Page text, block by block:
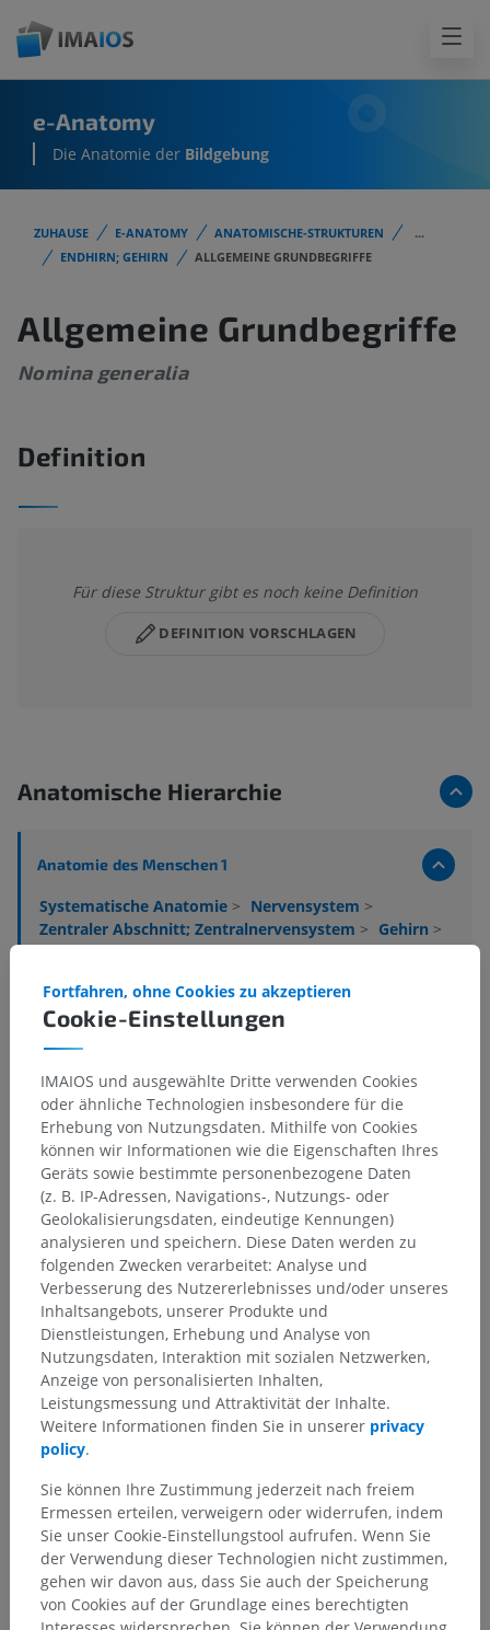
e-Anatomy
Die Anatomie der Bildgebung
ZUHAUSE E-ANATOMY ANATOMISCHE-STRUKTUREN
...
ENDHIRN; GEHIRN
ALLGEMEINE GRUNDBEGRIFFE
Allgemeine Grundbegriffe
Nomina generalia
Definition
Für diese Struktur gibt es noch keine Definition
DEFINITION VORSCHLAGEN
Anatomische Hierarchie
Anatomie des Menschen 1
Systematische Anatomie > Nervensystem >
Zentraler Abschnitt; Zentralnervensystem > Gehirn >
Endhirn; Gehirn> Allgemeine Grundbegriffe
Darunterliegende Strukturen:Für dieses anatomische
Teil gibt es keine zugehörigen Strukturen
Übersetzungen
Sie haben einen Fehler gefunden?
Sie können gerne eine Berichtigung, Übersetzung oder
inhaltliche Verbesserung vorschlagen.
Ein Problem melden
HOLE SIE SICH DIE APP
Cookie-Einstellungen
Fortfahren, ohne Cookies zu akzeptieren
IMAIOS und ausgewählte Dritte verwenden Cookies
oder ähnliche Technologien insbesondere für die
Erhebung von Nutzungsdaten. Mithilfe von Cookies
können wir Informationen wie die Eigenschaften Ihres
Geräts sowie bestimmte personenbezogene Daten
(z. B. IP-Adressen, Navigations-, Nutzungs- oder
Geolokalisierungsdaten, eindeutige Kennungen)
analysieren und speichern. Diese Daten werden zu
folgenden Zwecken verarbeitet: Analyse und
Verbesserung des Nutzererlebnisses und/oder unseres
Inhaltsangebots, unserer Produkte und
Dienstleistungen, Erhebung und Analyse von
Nutzungsdaten, Interaktion mit sozialen Netzwerken,
Anzeige von personalisierten Inhalten,
Leistungsmessung und Attraktivität der Inhalte.
Weitere Informationen finden Sie in unserer privacy
policy.
Sie können Ihre Zustimmung jederzeit nach freiem
Ermessen erteilen, verweigern oder widerrufen, indem
Sie unser Cookie-Einstellungstool aufrufen. Wenn Sie
der Verwendung dieser Technologien nicht zustimmen,
gehen wir davon aus, dass Sie auch der Speicherung
von Cookies auf der Grundlage eines berechtigten